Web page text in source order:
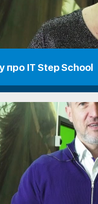
про IT Step School